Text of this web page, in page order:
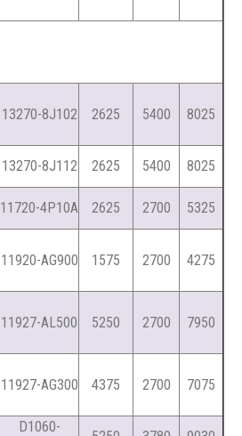
13270-8J102 2625 5400 8025
13270-8J112 2625 5400
8025
11720-4P10A 2625 2700
5325
11920-AG900 1575 2700 4275
11927-AL500 5250 2700 7950
11927-AG300 4375 2700 7075
D1060-